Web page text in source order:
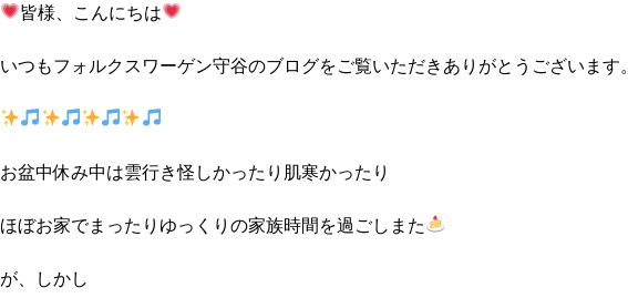
皆様、こんにちは
いつもフォルクスワーゲン守谷のブログをご覧いただきありがとうございます。
お盆中休み中は雲行き怪しかったり肌寒かったり
ほぼお家でまったりゆっくりの家族時間を過ごしまた
が、しかし